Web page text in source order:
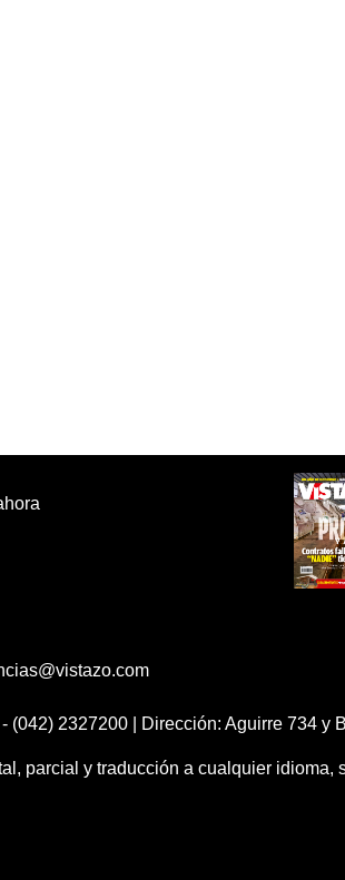
(042) 2327200 | Dirección: Aguirre 734 y
parcial y traducción a cualquier